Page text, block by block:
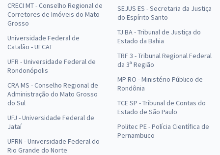
CRECI MT - Conselho Regional de
Corretores de Imóveis do Mato
Grosso
Universidade Federal de
Catalão - UFCAT
UFR - Universidade Federal de
Rondonópolis
CRA MS - Conselho Regional de
Administração do Mato Grosso
do Sul
UFJ - Universidade Federal de
Jataí
UFRN - Universidade Federal do
Rio Grande do Norte
SEJUS ES - Secretaria da Justiça
do Espírito Santo
TJ BA - Tribunal de Justiça do
Estado da Bahia
TRF 3 - Tribunal Regional Federal
da 3ª Região
MP RO - Ministério Público de
Rondônia
TCE SP - Tribunal de Contas do
Estado de São Paulo
Politec PE - Polícia Científica de
Pernambuco